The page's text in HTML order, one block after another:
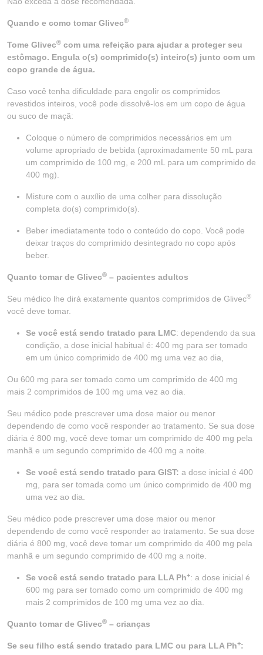
Quando e como tomar Glivec®
Tome Glivec® com uma refeição para ajudar a proteger seu
estômago. Engula o(s) comprimido(s) inteiro(s) junto com um
copo grande de água.
Caso você tenha dificuldade para engolir os comprimidos
revestidos inteiros, você pode dissolvê-los em um copo de água
ou suco de maçã:
Coloque o número de comprimidos necessários em um
volume apropriado de bebida (aproximadamente 50 mL para
um comprimido de 100 mg, e 200 mL para um comprimido de
400 mg).
Misture com o auxílio de uma colher para dissolução
completa do(s) comprimido(s).
Beber imediatamente todo o conteúdo do copo. Você pode
deixar traços do comprimido desintegrado no copo após
beber.
Quanto tomar de Glivec® – pacientes adultos
Seu médico lhe dirá exatamente quantos comprimidos de Glivec®
você deve tomar.
Se você está sendo tratado para LMC: dependendo da sua
condição, a dose inicial habitual é: 400 mg para ser tomado
em um único comprimido de 400 mg uma vez ao dia,
Ou 600 mg para ser tomado como um comprimido de 400 mg
mais 2 comprimidos de 100 mg uma vez ao dia.
Seu médico pode prescrever uma dose maior ou menor
dependendo de como você responder ao tratamento. Se sua dose
diária é 800 mg, você deve tomar um comprimido de 400 mg pela
manhã e um segundo comprimido de 400 mg a noite.
Se você está sendo tratado para GIST: a dose inicial é 400
mg, para ser tomada como um único comprimido de 400 mg
uma vez ao dia.
Seu médico pode prescrever uma dose maior ou menor
dependendo de como você responder ao tratamento. Se sua dose
diária é 800 mg, você deve tomar um comprimido de 400 mg pela
manhã e um segundo comprimido de 400 mg a noite.
Se você está sendo tratado para LLA Ph+: a dose inicial é
600 mg para ser tomado como um comprimido de 400 mg
mais 2 comprimidos de 100 mg uma vez ao dia.
Quanto tomar de Glivec® – crianças
Se seu filho está sendo tratado para LMC ou para LLA Ph+: